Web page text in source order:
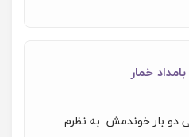
بامداد خمار
دو بار خوندمش. به نظرم